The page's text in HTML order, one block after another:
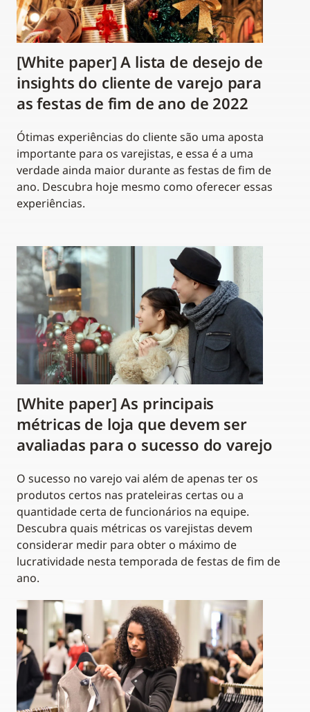
[White paper] A lista de desejo de
insights do cliente de varejo para
as festas de fim de ano de 2022
Ótimas experiências do cliente são uma aposta
importante para os varejistas, e essa é a uma
verdade ainda maior durante as festas de fim de
ano. Descubra hoje mesmo como oferecer essas
experiências.
[White paper] As principais
métricas de loja que devem ser
avaliadas para o sucesso do varejo
O sucesso no varejo vai além de apenas ter os
produtos certos nas prateleiras certas ou a
quantidade certa de funcionários na equipe.
Descubra quais métricas os varejistas devem
considerar medir para obter o máximo de
lucratividade nesta temporada de festas de fim de
ano.